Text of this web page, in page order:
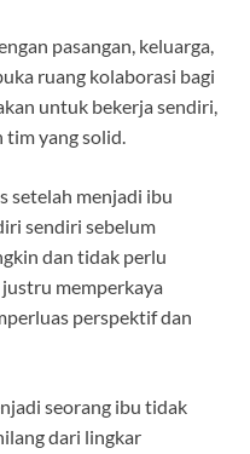
pasangan, keluarga,
ruang kolaborasi bagi
untuk bekerja sendiri,
yang solid.
setelah menjadi ibu
sendiri sebelum
dan tidak perlu
memperkaya
perspektif dan
seorang ibu tidak
dari lingkar